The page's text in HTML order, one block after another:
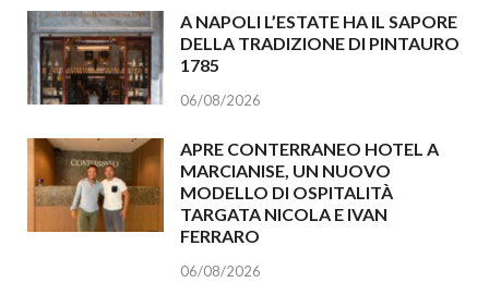
A NAPOLI L’ESTATE HA IL SAPORE
DELLA TRADIZIONE DI PINTAURO
1785
06/08/2026
APRE CONTERRANEO HOTEL A
MARCIANISE, UN NUOVO
MODELLO DI OSPITALITÀ
TARGATA NICOLA E IVAN
FERRARO
06/08/2026